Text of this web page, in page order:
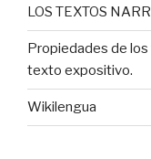
LOS TEXTOS
Propiedades de
texto expositivo.
Wikilengua